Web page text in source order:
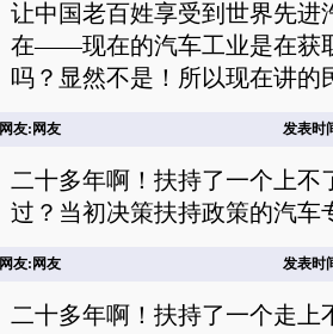
让中国老百姓享受到世界先进
在——现在的汽车工业是在获
吗？显然不是！所以现在讲
网友:网友 发表时
二十多年啊！扶持了一个上不
过？当初决策扶持政策的汽车
网友:网友 发表时
二十多年啊！扶持了一个走上